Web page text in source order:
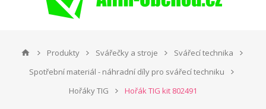
Produkty Svářečky a stroje
Svářecí technika
Spotřební materiál - náhradní díly pro svářecí techniku
Hořáky TIG
Hořák TIG kit 802491